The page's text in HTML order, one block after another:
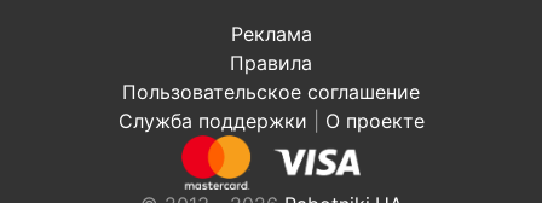
Реклама
Правила
Пользовательское соглашение
Служба поддержки
О проекте